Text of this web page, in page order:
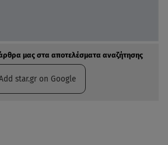
μας στα αποτελέσματα αναζήτησης
star.gr on Google